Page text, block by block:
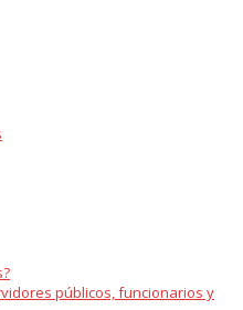
públicos, funcionarios y